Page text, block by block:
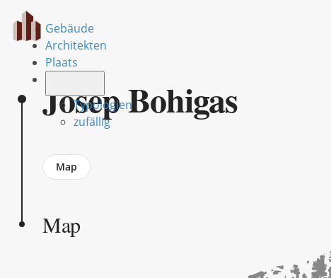
Gebäude
Architekten
Plaats
Typologien
zufällig
Josep Bohigas
Jump
to
Map
Map